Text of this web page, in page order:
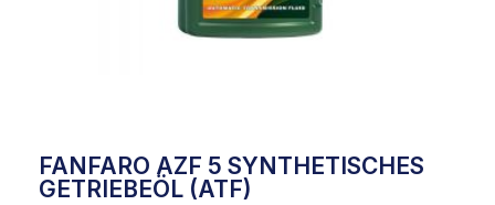
FANFARO AZF 5 SYNTHETISCHES
GETRIEBEÖL (ATF)